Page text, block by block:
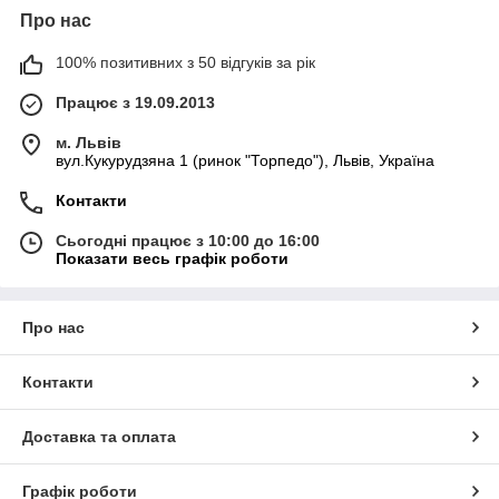
Про нас
100% позитивних з 50 відгуків за рік
Працює з 19.09.2013
м. Львів
вул.Кукурудзяна 1 (ринок "Торпедо"), Львів, Україна
Контакти
Сьогодні працює з 10:00 до 16:00
Показати весь графік роботи
Про нас
Контакти
Доставка та оплата
Графік роботи